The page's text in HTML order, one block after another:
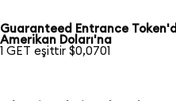
Guaranteed Entrance
Amerikan Doları'na
1 GET eşittir $0,0701